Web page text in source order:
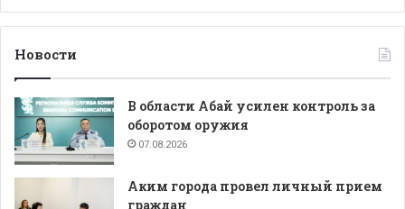
Новости
В области Абай усилен контроль за
оборотом оружия
07.08.2026
Аким города провел личный прием
граждан